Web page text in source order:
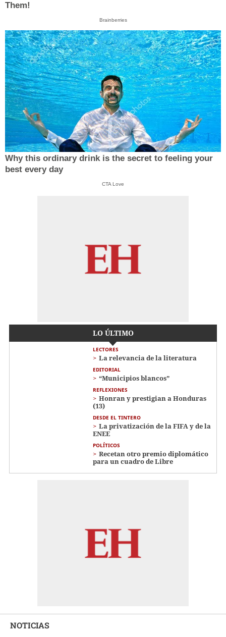
Them!
Brainberries
Why this ordinary drink is the secret to feeling your
best every day
CTA Love
LO ÚLTIMO
LECTORES
La relevancia de la literatura
EDITORIAL
“Municipios blancos”
REFLEXIONES
Honran y prestigian a Honduras
(13)
DESDE EL TINTERO
La privatización de la FIFA y de la
ENEE
POLÍTICOS
Recetan otro premio diplomático
para un cuadro de Libre
NOTICIAS